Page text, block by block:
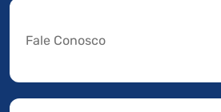
Fale Conosco